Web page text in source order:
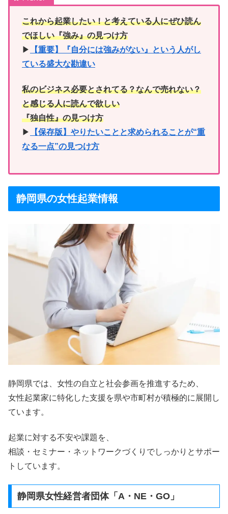
これから起業したい！と考えている人にぜひ読ん
でほしい『強み』の見つけ方
▶︎
【重要】『自分には強みがない』という人がし
ている盛大な勘違い
私のビジネス必要とされてる？なんで売れない？
と感じる人に読んで欲しい
『独自性』の見つけ方
▶︎
【保存版】やりたいことと求められることが“重
なる一点”の見つけ方
静岡県の女性起業情報
静岡県では、女性の自立と社会参画を推進するため、
女性起業家に特化した支援を県や市町村が積極的に展開し
ています。
起業に対する不安や課題を、
相談・セミナー・ネットワークづくりでしっかりとサポー
トしています。
静岡県女性経営者団体「A・NE・GO」